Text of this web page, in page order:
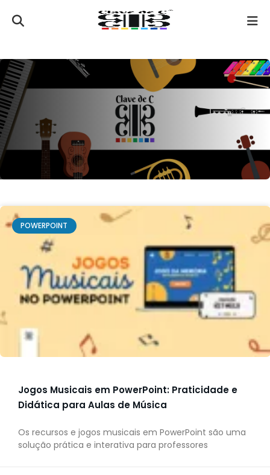
POWERPOINT
Jogos Musicais em PowerPoint: Praticidade e
Didática para Aulas de Música
Os recursos e jogos musicais em PowerPoint são uma
solução prática e interativa para professores